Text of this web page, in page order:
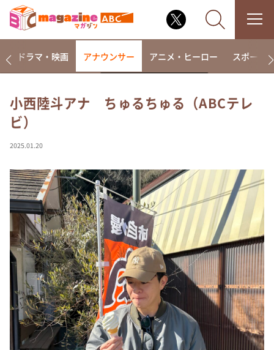
相席食堂
～人生密着トークバラエティ！～ やすとものいたっ
て真剣です
探偵！ナイトスクープ
news おかえり
河合＆A.B.C-Z塚田×福井アナ「なんでやねん！？」
（news おかえり）
DAIGOも台所 ～きょうの献立 何にする？～
本日はダイアンなり！シーズン２
朝だ！生です旅サラダ
教えて！ニュースライブ 正義のミカタ
ドラマ・映画 アナウンサー アニメ・ヒーロー スポーツ
小西陸斗アナ ちゅるちゅる（ABCテレ
ビ）
2025.01.20